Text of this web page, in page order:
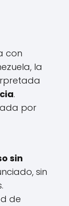
con
la
.
por
sin
sin
de